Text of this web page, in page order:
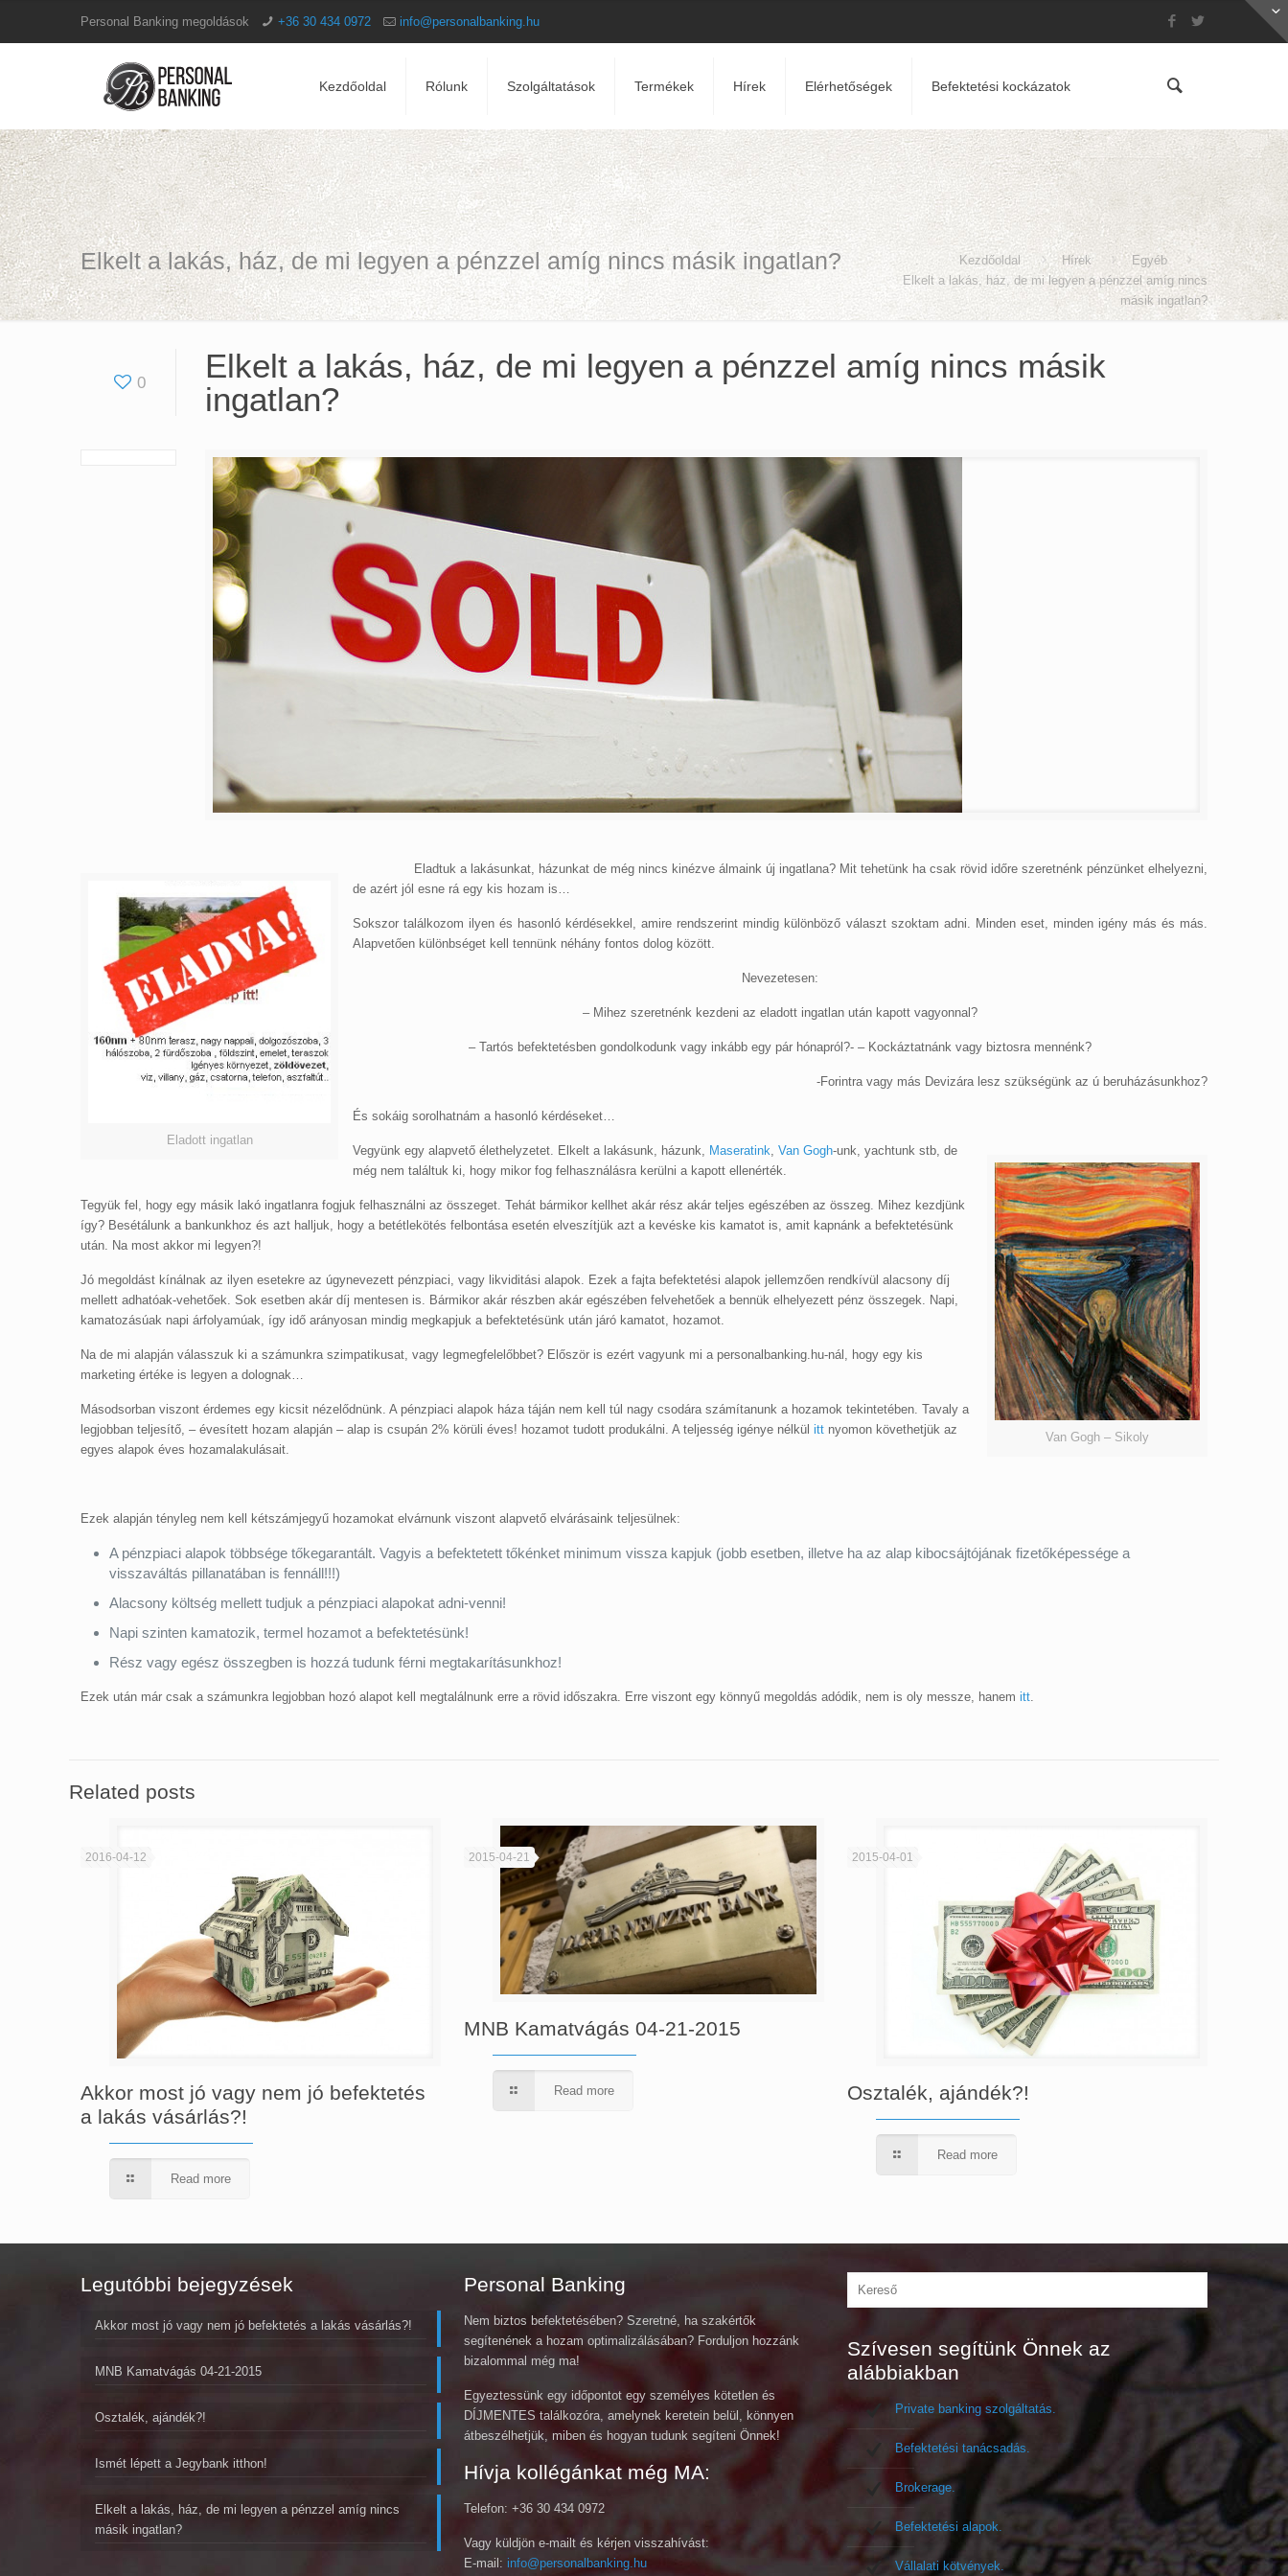
Personal Banking megoldások +36 30 434 0972 info@personalbanking.hu
Kezdőoldal Rólunk Szolgáltatások Termékek Hírek Elérhetőségek Befektetési kockázatok
Elkelt a lakás, ház, de mi legyen a pénzzel amíg nincs másik ingatlan? Kezdőoldal Hírek
Egyéb
Elkelt a lakás, ház, de mi legyen a pénzzel amíg nincs
másik ingatlan?
0
Elkelt a lakás, ház, de mi legyen a pénzzel amíg nincs másik
ingatlan?
Eladott ingatlan
Eladtuk a lakásunkat, házunkat de még nincs kinézve álmaink új ingatlana? Mit tehetünk ha csak rövid időre szeretnénk pénzünket elhelyezni,
de azért jól esne rá egy kis hozam is…
Sokszor találkozom ilyen és hasonló kérdésekkel, amire rendszerint mindig különböző választ szoktam adni. Minden eset, minden igény más és más.
Alapvetően különbséget kell tennünk néhány fontos dolog között.
Nevezetesen:
– Mihez szeretnénk kezdeni az eladott ingatlan után kapott vagyonnal?
– Tartós befektetésben gondolkodunk vagy inkább egy pár hónapról?- – Kockáztatnánk vagy biztosra mennénk?
-Forintra vagy más Devizára lesz szükségünk az ú beruházásunkhoz?
És sokáig sorolhatnám a hasonló kérdéseket…
Van Gogh – Sikoly
Vegyünk egy alapvető élethelyzetet. Elkelt a lakásunk, házunk, Maseratink, Van Gogh-unk, yachtunk stb, de
még nem találtuk ki, hogy mikor fog felhasználásra kerülni a kapott ellenérték.
Tegyük fel, hogy egy másik lakó ingatlanra fogjuk felhasználni az összeget. Tehát bármikor kellhet akár rész akár teljes egészében az összeg. Mihez kezdjünk
így? Besétálunk a bankunkhoz és azt halljuk, hogy a betétlekötés felbontása esetén elveszítjük azt a kevéske kis kamatot is, amit kapnánk a befektetésünk
után. Na most akkor mi legyen?!
Jó megoldást kínálnak az ilyen esetekre az úgynevezett pénzpiaci, vagy likviditási alapok. Ezek a fajta befektetési alapok jellemzően rendkívül alacsony díj
mellett adhatóak-vehetőek. Sok esetben akár díj mentesen is. Bármikor akár részben akár egészében felvehetőek a bennük elhelyezett pénz összegek. Napi,
kamatozásúak napi árfolyamúak, így idő arányosan mindig megkapjuk a befektetésünk után járó kamatot, hozamot.
Na de mi alapján válasszuk ki a számunkra szimpatikusat, vagy legmegfelelőbbet? Először is ezért vagyunk mi a personalbanking.hu-nál, hogy egy kis
marketing értéke is legyen a dolognak…
Másodsorban viszont érdemes egy kicsit nézelődnünk. A pénzpiaci alapok háza táján nem kell túl nagy csodára számítanunk a hozamok tekintetében. Tavaly a
legjobban teljesítő, – évesített hozam alapján – alap is csupán 2% körüli éves! hozamot tudott produkálni. A teljesség igénye nélkül itt nyomon követhetjük az
egyes alapok éves hozamalakulásait.
Ezek alapján tényleg nem kell kétszámjegyű hozamokat elvárnunk viszont alapvető elvárásaink teljesülnek:
A pénzpiaci alapok többsége tőkegarantált. Vagyis a befektetett tőkénket minimum vissza kapjuk (jobb esetben, illetve ha az alap kibocsájtójának fizetőképessége a
visszaváltás pillanatában is fennáll!!!)
Alacsony költség mellett tudjuk a pénzpiaci alapokat adni-venni!
Napi szinten kamatozik, termel hozamot a befektetésünk!
Rész vagy egész összegben is hozzá tudunk férni megtakarításunkhoz!
Ezek után már csak a számunkra legjobban hozó alapot kell megtalálnunk erre a rövid időszakra. Erre viszont egy könnyű megoldás adódik, nem is oly messze, hanem itt.
Related posts
2016-04-12
Akkor most jó vagy nem jó befektetés
a lakás vásárlás?!
Read more
2015-04-21
MNB Kamatvágás 04-21-2015
Read more
2015-04-01
Osztalék, ajándék?!
Read more
Legutóbbi bejegyzések
Akkor most jó vagy nem jó befektetés a lakás vásárlás?!
MNB Kamatvágás 04-21-2015
Osztalék, ajándék?!
Ismét lépett a Jegybank itthon!
Elkelt a lakás, ház, de mi legyen a pénzzel amíg nincs
másik ingatlan?
Personal Banking
Nem biztos befektetésében? Szeretné, ha szakértők
segítenének a hozam optimalizálásában? Forduljon hozzánk
bizalommal még ma!
Egyeztessünk egy időpontot egy személyes kötetlen és
DÍJMENTES találkozóra, amelynek keretein belül, könnyen
átbeszélhetjük, miben és hogyan tudunk segíteni Önnek!
Hívja kollégánkat még MA:
Telefon: +36 30 434 0972
Vagy küldjön e-mailt és kérjen visszahívást:
E-mail: info@personalbanking.hu
Szívesen segítünk Önnek az
alábbiakban
Private banking szolgáltatás.
Befektetési tanácsadás.
Brokerage.
Befektetési alapok.
Vállalati kötvények.